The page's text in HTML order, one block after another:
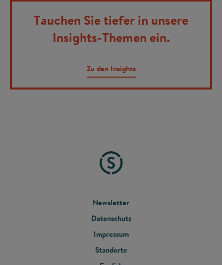
Tauchen Sie tiefer in unsere
Insights-Themen ein.
Zu den Insights
FOOTER
MENU
Newsletter
Datenschutz
Impressum
Standorte